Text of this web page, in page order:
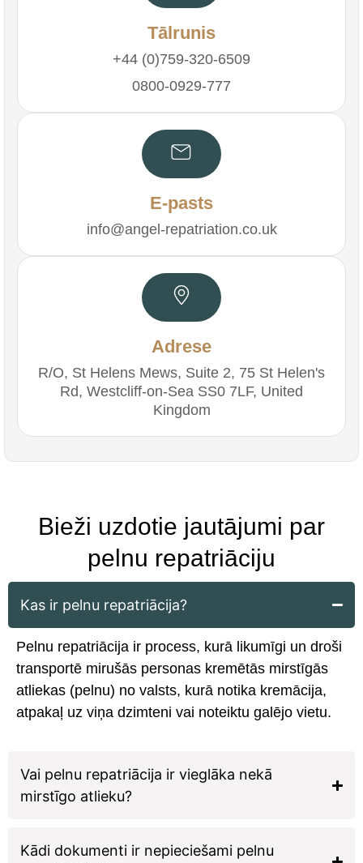
Tālrunis
+44 (0)759-320-6509
0800-0929-777
E-pasts
info@angel-repatriation.co.uk
Adrese
R/O, St Helens Mews, Suite 2, 75 St Helen's
Rd, Westcliff-on-Sea SS0 7LF, United
Kingdom
Bieži uzdotie jautājumi par
pelnu repatriāciju
Kas ir pelnu repatriācija?
Pelnu repatriācija ir process, kurā likumīgi un droši
transportē mirušās personas kremētās mirstīgās
atliekas (pelnu) no valsts, kurā notika kremācija,
atpakaļ uz viņa dzimteni vai noteiktu galējo vietu.
Vai pelnu repatriācija ir vieglāka nekā
mirstīgo atlieku?
Kādi dokumenti ir nepieciešami pelnu